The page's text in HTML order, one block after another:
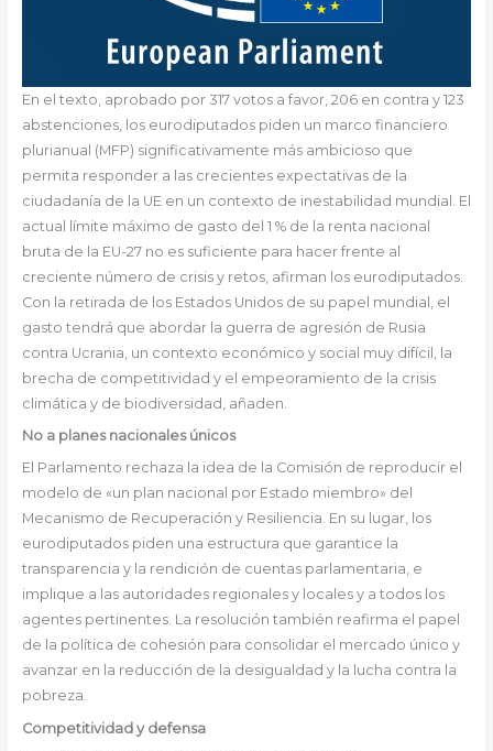
En el texto, aprobado por 317 votos a favor, 206 en contra y 123
abstenciones, los eurodiputados piden un marco financiero
plurianual (MFP) significativamente más ambicioso que
permita responder a las crecientes expectativas de la
ciudadanía de la UE en un contexto de inestabilidad mundial. El
actual límite máximo de gasto del 1 % de la renta nacional
bruta de la EU-27 no es suficiente para hacer frente al
creciente número de crisis y retos, afirman los eurodiputados.
Con la retirada de los Estados Unidos de su papel mundial, el
gasto tendrá que abordar la guerra de agresión de Rusia
contra Ucrania, un contexto económico y social muy difícil, la
brecha de competitividad y el empeoramiento de la crisis
climática y de biodiversidad, añaden.
No a planes nacionales únicos
El Parlamento rechaza la idea de la Comisión de reproducir el
modelo de «un plan nacional por Estado miembro» del
Mecanismo de Recuperación y Resiliencia. En su lugar, los
eurodiputados piden una estructura que garantice la
transparencia y la rendición de cuentas parlamentaria, e
implique a las autoridades regionales y locales y a todos los
agentes pertinentes. La resolución también reafirma el papel
de la política de cohesión para consolidar el mercado único y
avanzar en la reducción de la desigualdad y la lucha contra la
pobreza.
Competitividad y defensa